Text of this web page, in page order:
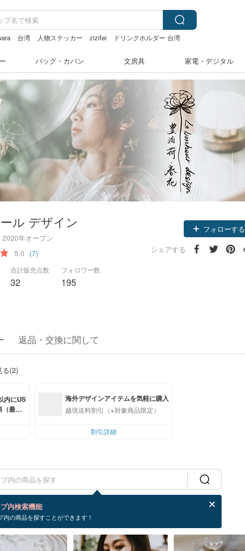
台湾 人物ステッカー zizifei
ドリンクホルダー 台湾
バッグ・カバン 文房具 家電・デジタル
ル デザイン
2020年オープン
5.0 (7)
合計販売点数
32
フォロワー数
195
フォローする
シェアする
返品・交換に関して
る(2)
内にUS
最大U
海外デザインアイテムを気軽に購入
越境送料割引（※対象商品限定）
割引詳細
内検索機能
内の商品を探すことができます！
：8 件
デザイン